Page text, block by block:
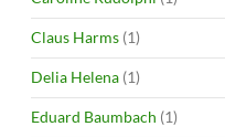
Claus Harms (1)
Delia Helena (1)
Eduard Baumbach (1)